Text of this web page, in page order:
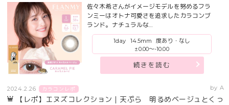
佐々木希さんがイメージモデルを努めるフラ
ンミーはオトナ可愛さを追求したカラコンブ
ランド。ナチュラルな…
1day 14.5mm
度あり・なし
±0.00～-10.00
続きを読む
2024.2.26 カラコンレポ by A
【レポ】エヌズコレクション｜天ぷら 明るめベージュとくっ